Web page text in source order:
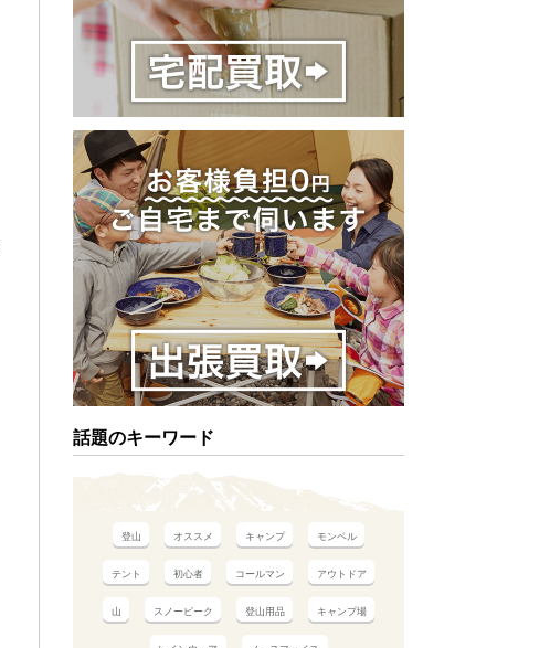
話題のキーワード
登山 オススメ キャンプ モンベル
テント 初心者 コールマン アウトドア
山 スノーピーク 登山用品 キャンプ場